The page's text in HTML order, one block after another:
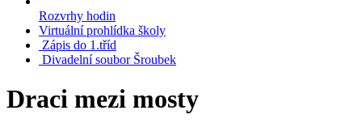
Rozvrhy hodin
Virtuální prohlídka školy
Zápis do 1.tříd
Divadelní soubor Šroubek
Draci mezi mosty